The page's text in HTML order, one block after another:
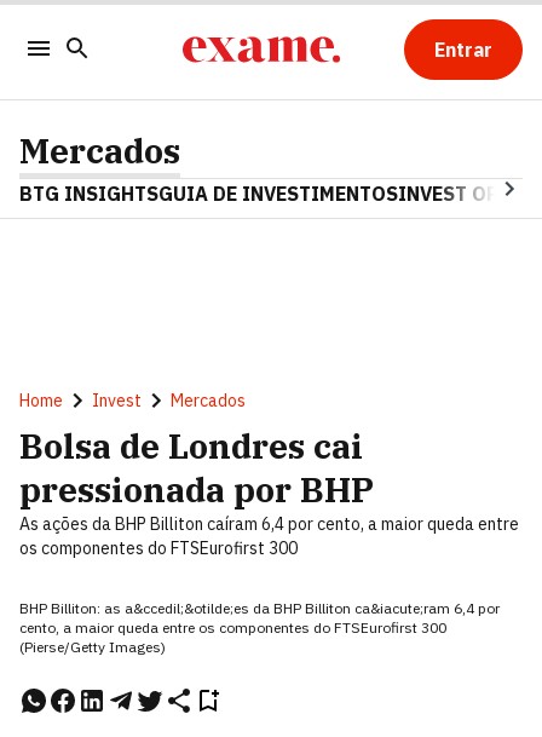
Entrar
Mercados
BTG INSIGHTSGUIA DE INVESTIMENTOSINVEST OPINA
Home Invest Mercados
Bolsa de Londres cai
pressionada por BHP
As ações da BHP Billiton caíram 6,4 por cento, a maior queda entre
os componentes do FTSEurofirst 300
BHP Billiton: as a&ccedil;&otilde;es da BHP Billiton ca&iacute;ram 6,4 por
cento, a maior queda entre os componentes do FTSEurofirst 300
(Pierse/Getty Images)